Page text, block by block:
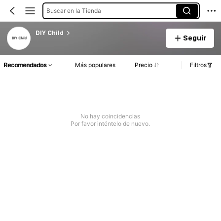
Buscar en la Tienda
DIY Child
Seguir
Recomendados Más populares Precio Filtros
No hay coincidencias
Por favor inténtelo de nuevo.